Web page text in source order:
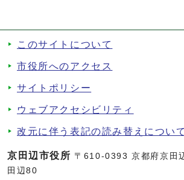
このサイトについて
市役所へのアクセス
サイトポリシー
ウェブアクセシビリティ
改元に伴う表記の読み替えについて
京田辺市役所 〒610-0393 京都府京田
田辺80